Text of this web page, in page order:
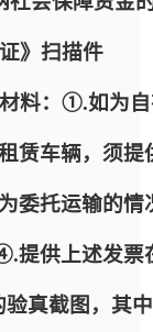
》扫描件
料：①.如为
赁车辆，须
委托运输的
提供上述发
真截图，其